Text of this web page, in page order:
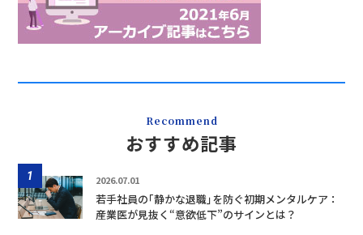
Recommend
おすすめ記事
1 2026.07.01
若手社員の｢静かな退職｣を防ぐ初期メンタルケア：
産業医が見抜く“意欲低下”のサインとは？